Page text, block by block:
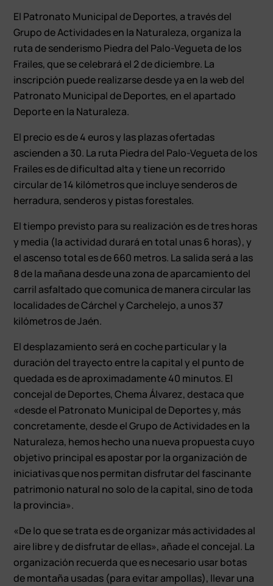
El Patronato Municipal de Deportes, a través del
Grupo de Actividades en la Naturaleza, organiza la
ruta de senderismo Piedra del Palo-Vegueta de los
Frailes, que se celebrará el 2 de diciembre. La
inscripción puede realizarse desde ya en la web del
Patronato Municipal de Deportes, en el apartado
Deporte en la Naturaleza.
El precio es de 4 euros y las plazas ofertadas
ascienden a 30. La ruta Piedra del Palo-Vegueta de los
Frailes es de dificultad alta y tiene un recorrido
circular de 14 kilómetros que incluye senderos de
herradura, senderos y pistas forestales.
El tiempo previsto para su realización es de tres horas
y media (la actividad durará en total unas 6 horas), y
el ascenso total es de 660 metros. La salida será a las
8 de la mañana desde una zona de aparcamiento del
carril asfaltado que comunica de manera circular las
localidades de Cárchel y Carchelejo, a unos 37
kilómetros de Jaén.
El desplazamiento será en coche particular y la
duración del trayecto entre la capital y el punto de
quedada es de aproximadamente 40 minutos. El
concejal de Deportes, Chema Álvarez, destaca que
«desde el Patronato Municipal de Deportes y, más
concretamente, desde el Grupo de Actividades en la
Naturaleza, hemos hecho una nueva propuesta cuyo
objetivo principal es apostar por la organización de
iniciativas que nos permitan disfrutar del fascinante
patrimonio natural no solo de la capital, sino de toda
la provincia».
«De lo que se trata es de organizar más actividades al
aire libre y de disfrutar de ellas», añade el concejal. La
organización recuerda que es necesario usar botas
de montaña usadas (para evitar ampollas), llevar una